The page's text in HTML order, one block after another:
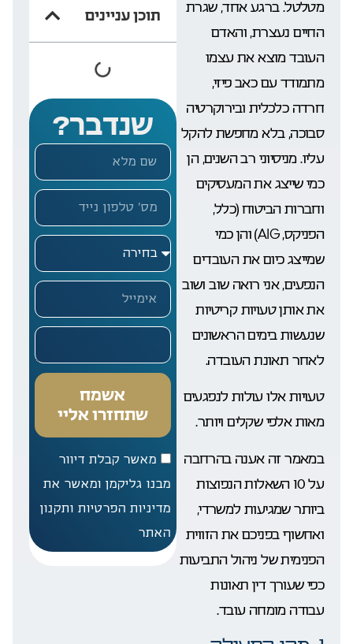
תוכן עניינים
שנדבר?
מאשר קבלת דיוור
מבנו גליקמן ומאשר את
מדיניות הפרטיות ותקנון
האתר
אשמח
שתחזרו אליי
מטלטל. ברגע אחד, שגרת
החיים נעצרת, והאדם
העובד מוצא את עצמו
מתמודד עם כאב פיזי,
חרדה כלכלית ובירוקרטיה
סבוכה, בלא מחפשת להקל
עליו. מניסיוני רב השנים, הן
כמי שייצג את המעסיקים
וחברות הביטוח (כלל,
הפניקס, AIG) והן כמי
שמייצג כיום את העובדים
הנפעים, אני רואה שוב ושוב
את אותן טעויות קריטיות
שנעשות בימים הראשונים
לאחר תאונת העובדה.
טעויות אלו עולות לנפגעים
מאות אלפי שקלים ויותר.
במאמר זה אענה בהרחבה
על 10 השאלות הנפוצות
ביותר שמגיעות למשרדי,
ואחשוף בפניכם את הזווית
הפנימית של ניהול התביעות
כפי שעורך דין תאונות
עבודה מומחה עובד.